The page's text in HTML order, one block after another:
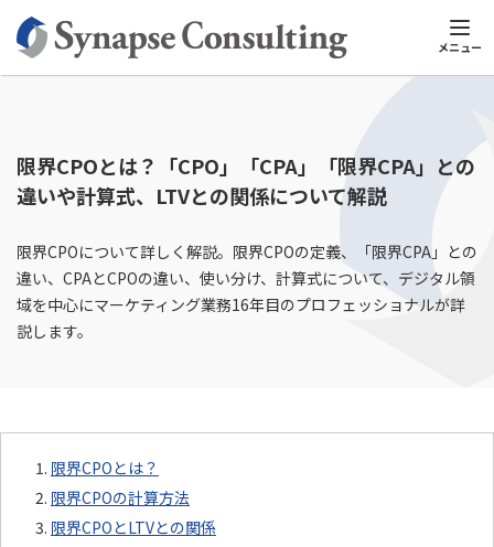
メニュー
シナプスTOP シナプスビジネスナレッジ マーケティングと戦略ス
限界CPOとは？「CPO」「CPA」「限界CPA」との
違いや計算式、LTVとの関係について解説
限界CPOについて詳しく解説。限界CPOの定義、「限界CPA」との
違い、CPAとCPOの違い、使い分け、計算式について、デジタル領
域を中心にマーケティング業務16年目のプロフェッショナルが詳
説します。
限界CPOとは？
限界CPOの計算方法
限界CPOとLTVとの関係